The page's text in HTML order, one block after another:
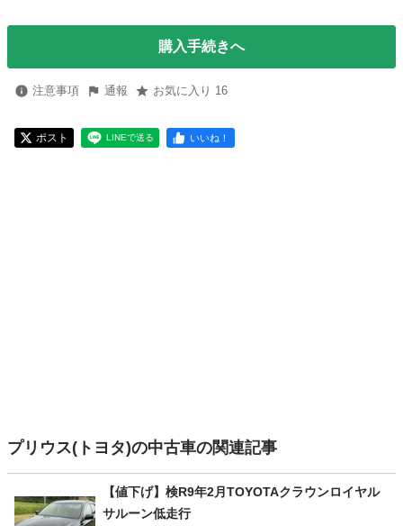
購入手続きへ
注意事項 通報 お気に入り 16
ポスト LINEで送る いいね！
プリウス(トヨタ)の中古車の関連記事
【値下げ】検R9年2月TOYOTAクラウンロイヤル
サルーン低走行